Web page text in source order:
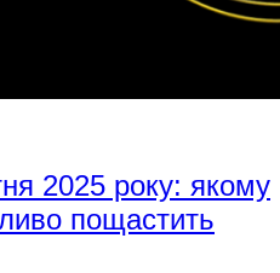
2025 року: якому
пощастить